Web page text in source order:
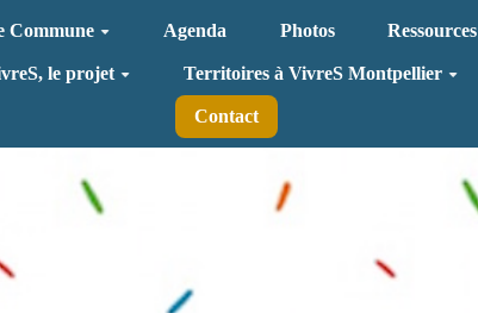
Commune Agenda Photos Ressources
le projet Territoires à VivreS Montpellier
Contact